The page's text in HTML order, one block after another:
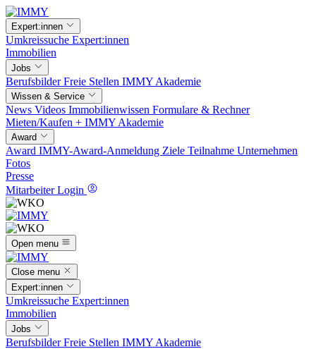
Expert:innen
Umkreissuche Expert:innen
Immobilien
Jobs
BerufsbilderFreie Stellen IMMY Akademie
Wissen & Service
News Videos Immobilienwissen Formulare & Rechner
Mieten/Kaufen + IMMY Akademie
Award
Award IMMY-Award-Anmeldung Ziele Teilnahme Unternehmen
Fotos
Presse
Mitarbeiter Login
Open menu
Close menu
Expert:innen
Umkreissuche Expert:innen
Immobilien
Jobs
BerufsbilderFreie Stellen IMMY Akademie